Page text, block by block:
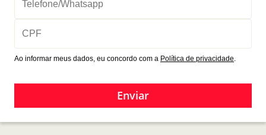
Ao informar meus dados, eu concordo com a Política de privacidade
Enviar